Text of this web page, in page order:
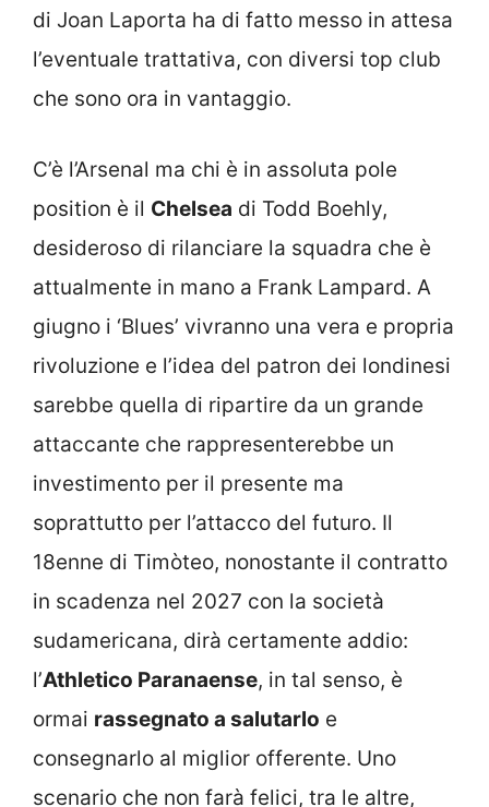
di Joan Laporta ha di fatto messo in attesa
l’eventuale trattativa, con diversi top club
che sono ora in vantaggio.
C’è l’Arsenal ma chi è in assoluta pole
position è il Chelsea di Todd Boehly,
desideroso di rilanciare la squadra che è
attualmente in mano a Frank Lampard. A
giugno i ‘Blues’ vivranno una vera e propria
rivoluzione e l’idea del patron dei londinesi
sarebbe quella di ripartire da un grande
attaccante che rappresenterebbe un
investimento per il presente ma
soprattutto per l’attacco del futuro. Il
18enne di Timòteo, nonostante il contratto
in scadenza nel 2027 con la società
sudamericana, dirà certamente addio:
l’Athletico Paranaense, in tal senso, è
ormai rassegnato a salutarlo e
consegnarlo al miglior offerente. Uno
scenario che non farà felici, tra le altre,